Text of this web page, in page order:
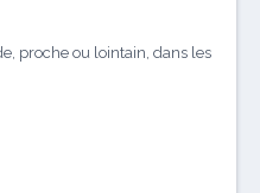
proche ou lointain, dans les